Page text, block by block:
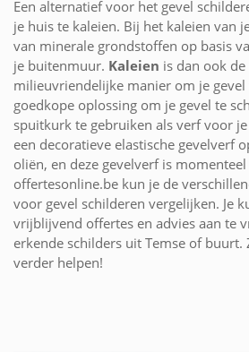
Een alternatief voor het gevel
je huis te kaleien. Bij het kaleien van
van minerale grondstoffen op basis
je buitenmuur. Kaleien is dan ook
milieuvriendelijke manier om je gevel
goedkope oplossing om je gevel te
spuitkurk te gebruiken als verf voor
een decoratieve elastische gevelverf
oliën, en deze gevelverf is
offertesonline.be kun je de
voor gevel schilderen vergelijken. Je
vrijblijvend offertes en advies aan te
erkende schilders uit Temse of buurt.
verder helpen!